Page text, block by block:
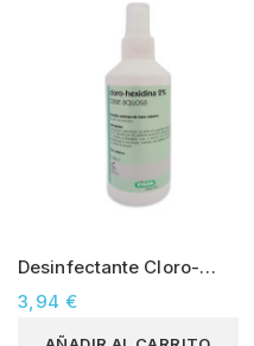
Desinfectante Cloro-
Hexidina
3,94 €